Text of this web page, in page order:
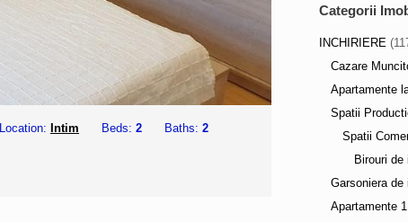
Location: Intim Beds: 2 Baths: 2
Categorii
INCHIRIERE
Cazare
Apartamente
Spatii
Spatii
Birouri de
Garsoniera de
Apartamente